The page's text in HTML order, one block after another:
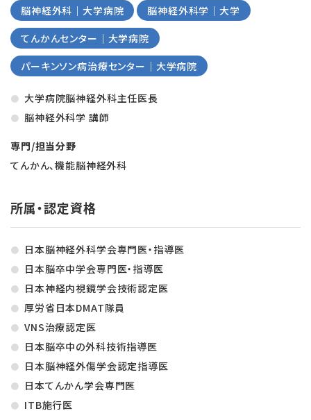
脳神経外科｜大学病院
脳神経外科学｜大学
てんかんセンター｜大学病院
パーキンソン病治療センター｜大学病院
大学病院脳神経外科主任医長
脳神経外科学 講師
専門/担当分野
てんかん、機能脳神経外科
所属・認定資格
日本脳神経外科学会専門医・指導医
日本脳卒中学会専門医・指導医
日本神経内視鏡学会技術認定医
厚労省日本DMAT隊員
VNS治療認定医
日本脳卒中の外科技術指導医
日本脳神経外傷学会認定指導医
日本てんかん学会専門医
ITB施行医